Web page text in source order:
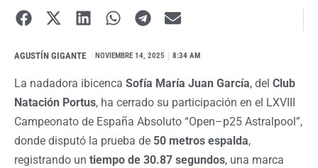
AGUSTÍN GIGANTE NOVIEMBRE 14, 2025 8:34 AM
La nadadora ibicenca Sofía María Juan García, del Club
Natación Portus, ha cerrado su participación en el LXVIII
Campeonato de España Absoluto “Open–p25 Astralpool”,
donde disputó la prueba de 50 metros espalda,
registrando un tiempo de 30.87 segundos, una marca